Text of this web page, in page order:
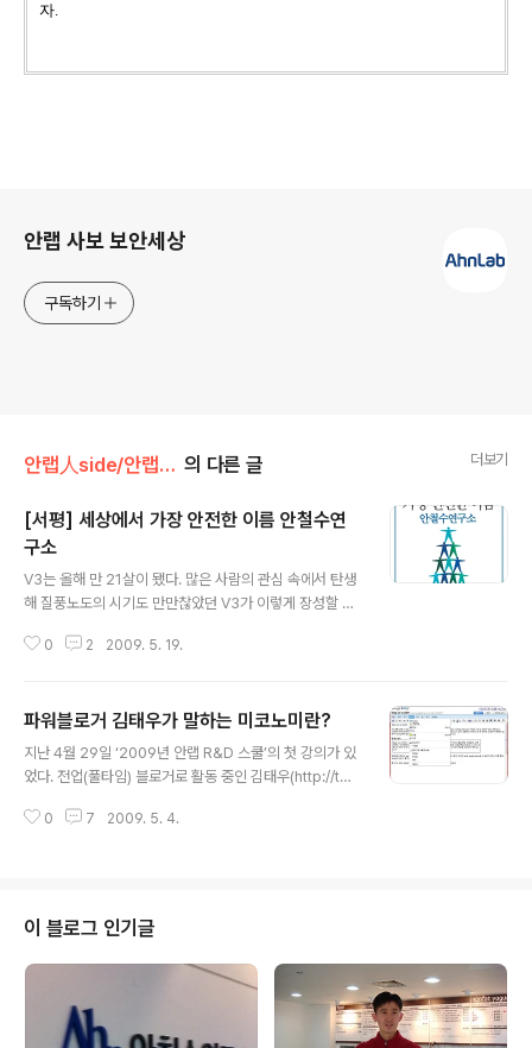
자.
안랩 사보 보안세상
구독하기
안랩人side/안랩컬처 의 다른 글 더보기
[서평] 세상에서 가장 안전한 이름 안철수연
구소
V3는 올해 만 21살이 됐다. 많은 사람의 관심 속에서 탄생
해 질풍노도의 시기도 만만찮았던 V3가 이렇게 장성할 수
니요, 운만 좋았기 때문도 아니었다. 보안을 향한 사명감을
위치하기까지, 지금처럼 성장하기까지 얼마나 많은 사람이
수고와 노력을 감내했는지 땀방울 송골송골 맺힌 이야기를
단행본 '세상에서 가장 안전한 이름 안철수연구소'(김영사,
이름 안철수연구소 고립된 원자가 꿈을 품었다. 그 누구도
0 2 2009. 5. 19.
파워블로거 김태우가 말하는 미코노미란?
지난 4월 29일 ‘2009년 안랩 R&D 스쿨’의 첫 강의가 있
었다. 전업(풀타임) 블로거로 활동 중인 김태우(http://twl
진행했다. 강의는 김태우님이 정의한 미코노미(Mecono
는 강의였다. 그 현장을 중계한다. 웹 2.0 시대는 개인이 소
비자로서의 역할이 컸던 과거와 달리 누구라도 웹을 통해
사람들과 소통하고, 막대한 양의 정보를 제공받고 다른 사
람에게 제공하면서 새로운 사업 영역을 창조해 능동적인
경제 주체가 될 수 있는 시대이다. ‘미코노미..
0 7 2009. 5. 4.
이 블로그 인기글